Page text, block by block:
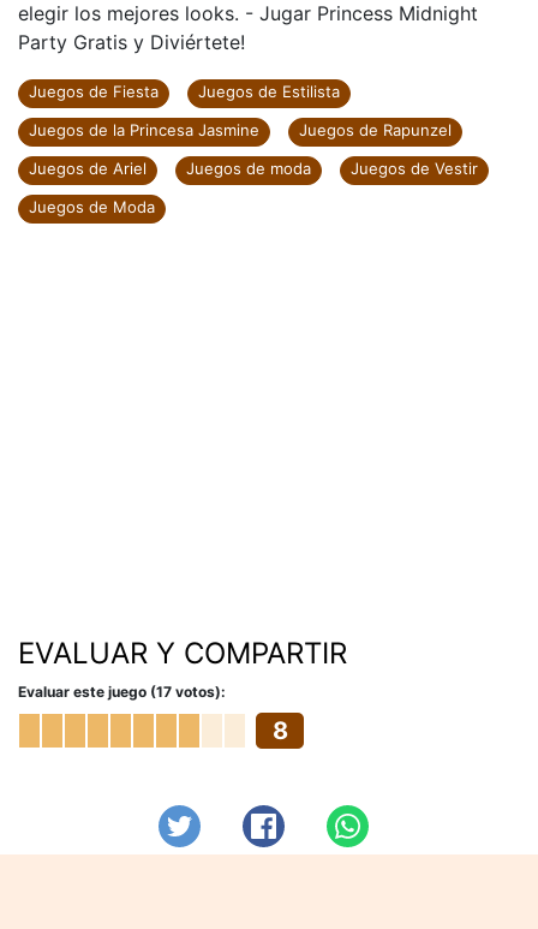
elegir los mejores looks. - Jugar Princess Midnight
Party Gratis y Diviértete!
Juegos de Fiesta
Juegos de Estilista
Juegos de la Princesa Jasmine
Juegos de Rapunzel
Juegos de Ariel
Juegos de moda
Juegos de Vestir
Juegos de Moda
EVALUAR Y COMPARTIR
Evaluar este juego (17 votos):
8